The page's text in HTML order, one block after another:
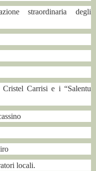
straordinaria degli
Carrisi e i “Salentu
locali.